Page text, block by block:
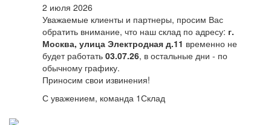
2 июля 2026
Уважаемые клиенты и партнеры, просим Вас
обратить внимание, что наш склад по адресу: г.
Москва, улица Электродная д.11 временно не
будет работать 03.07.26, в остальные дни - по
обычному графику.
Приносим свои извинения!
С уважением, команда 1Склад